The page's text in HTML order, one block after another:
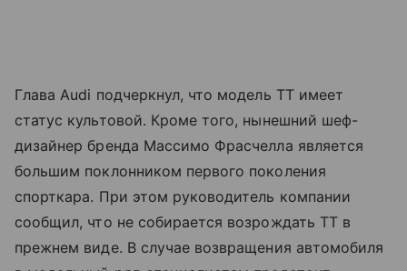
Глава Audi подчеркнул, что модель TT имеет
статус культовой. Кроме того, нынешний шеф-
дизайнер бренда Массимо Фрасчелла является
большим поклонником первого поколения
спорткара. При этом руководитель компании
сообщил, что не собирается возрождать TT в
прежнем виде. В случае возвращения автомобиля